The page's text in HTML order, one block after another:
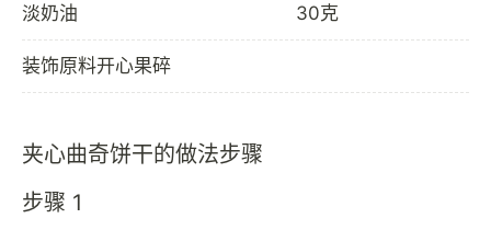
淡奶油 30克
装饰原料开心果碎
夹心曲奇饼干的做法步骤
步骤 1